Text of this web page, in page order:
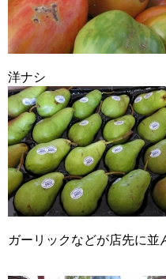
洋ナシ
ガーリックなどが店先に並